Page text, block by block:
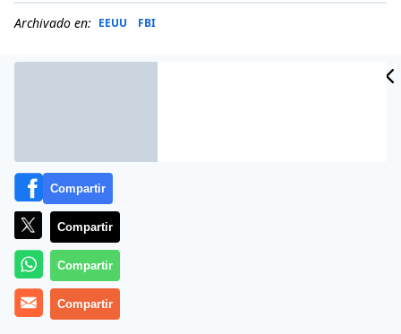
Archivado en: EEUU FBI
Dzhokhar Tsarnaev, el terrorista de 19 años del
Compartir
Compartir
Compartir
Compartir